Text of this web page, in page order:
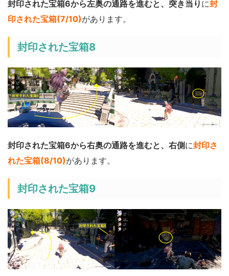
封印された宝箱6から左奥の通路を進むと、突き当り に封
印された宝箱(7/10)があります。
封印された宝箱8
封印された宝箱6から右奥の通路を進むと、右側に封印さ
れた宝箱(8/10)があります。
封印された宝箱9